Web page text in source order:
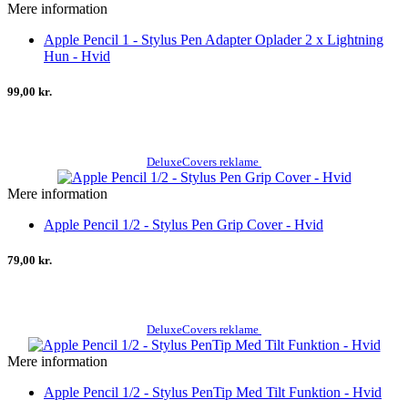
Mere information
Apple Pencil 1 - Stylus Pen Adapter Oplader 2 x Lightning
Hun - Hvid
99,00 kr.
DeluxeCovers reklame
Mere information
Apple Pencil 1/2 - Stylus Pen Grip Cover - Hvid
79,00 kr.
DeluxeCovers reklame
Mere information
Apple Pencil 1/2 - Stylus PenTip Med Tilt Funktion - Hvid